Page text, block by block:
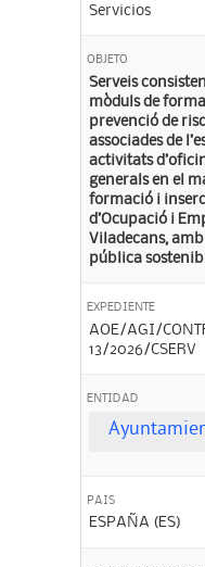
Servicios
OBJETO
Serveis
mòduls de
prevenció de
associades de
activitats
generals en el
formació i
d’Ocupació i
Viladecans,
pública
EXPEDIENTE
AOE/AGI/
13/2026/CSERV
ENTIDAD
PAIS
ESPAÑA (ES)